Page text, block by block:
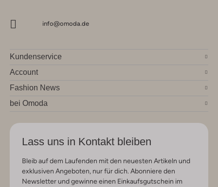
info@omoda.de
Kundenservice
Account
Fashion News
bei Omoda
Lass uns in Kontakt bleiben
Bleib auf dem Laufenden mit den neuesten Artikeln und
exklusiven Angeboten, nur für dich. Abonniere den
Newsletter und gewinne einen Einkaufsgutschein im